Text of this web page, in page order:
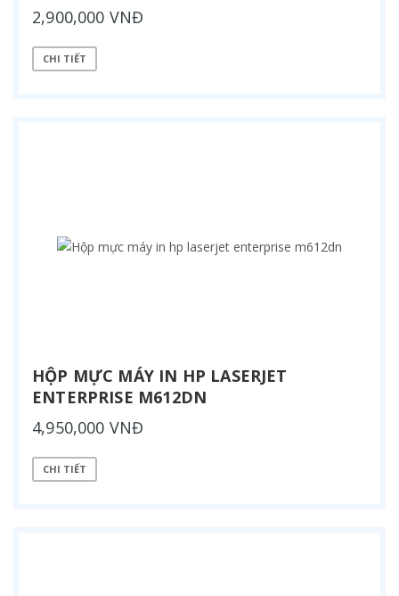
2,900,000 VNĐ
CHI TIẾT
HỘP MỰC MÁY IN HP LASERJET
ENTERPRISE M612DN
4,950,000 VNĐ
CHI TIẾT